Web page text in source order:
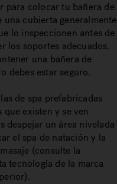
para colocar tu bañera de
una cubierta generalmente
lo inspeccionen antes de
los soportes adecuados.
una bañera de
debes estar seguro.
de spa prefabricadas
que existen y se ven
despejar un área nivelada
el spa de natación y la
(consulte la
tecnología de la marca